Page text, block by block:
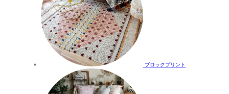
ブロックプリント